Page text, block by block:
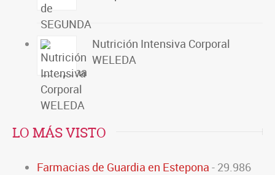
Nutrición Intensiva Corporal
WELEDA
LO MÁS VISTO
Farmacias de Guardia en Estepona - 29.986